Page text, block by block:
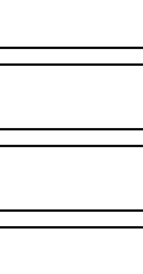
zudem
führe den